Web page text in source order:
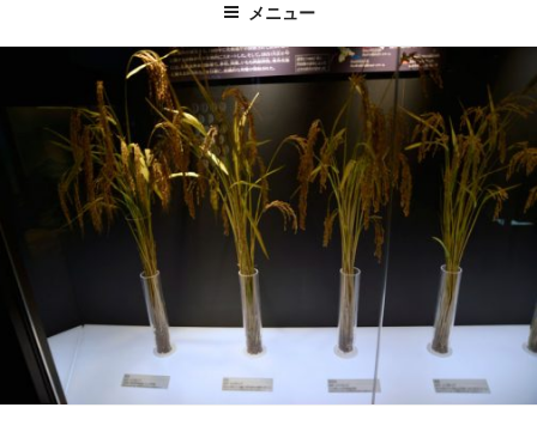
メニュー